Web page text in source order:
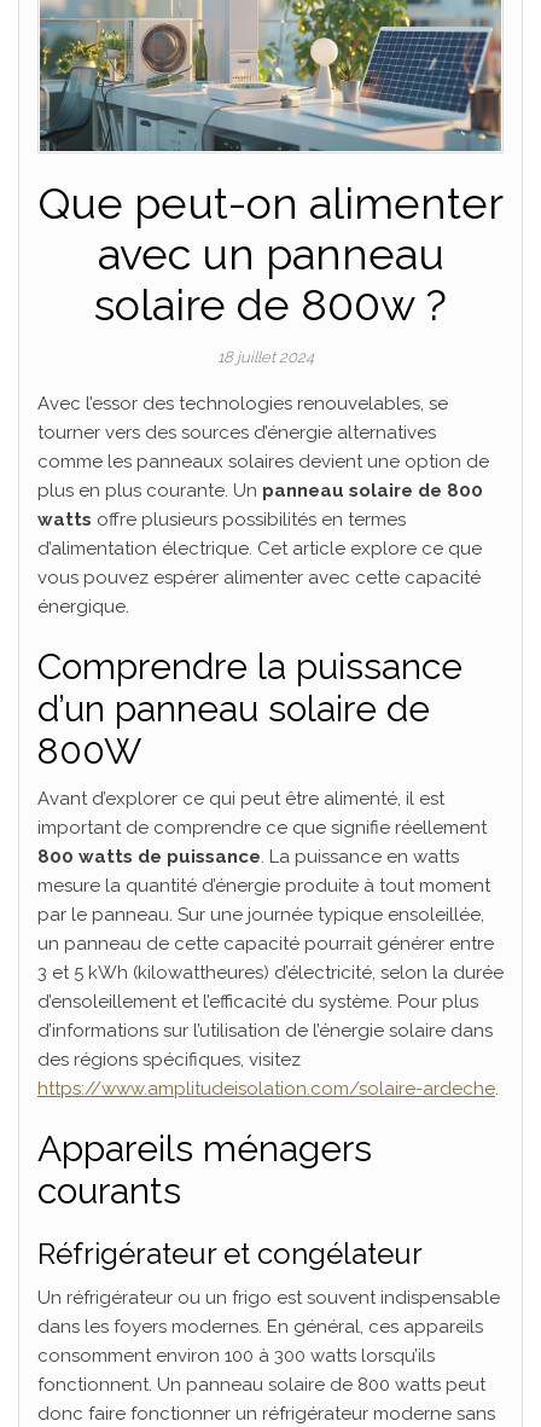
Que peut-on alimenter
avec un panneau
solaire de 800w ?
18 juillet 2024
Avec l’essor des technologies renouvelables, se
tourner vers des sources d’énergie alternatives
comme les panneaux solaires devient une option de
plus en plus courante. Un panneau solaire de 800
watts offre plusieurs possibilités en termes
d’alimentation électrique. Cet article explore ce que
vous pouvez espérer alimenter avec cette capacité
énergique.
Comprendre la puissance
d’un panneau solaire de
800W
Avant d’explorer ce qui peut être alimenté, il est
important de comprendre ce que signifie réellement
800 watts de puissance. La puissance en watts
mesure la quantité d’énergie produite à tout moment
par le panneau. Sur une journée typique ensoleillée,
un panneau de cette capacité pourrait générer entre
3 et 5 kWh (kilowattheures) d’électricité, selon la durée
d’ensoleillement et l’efficacité du système. Pour plus
d’informations sur l’utilisation de l’énergie solaire dans
des régions spécifiques, visitez
https://www.amplitudeisolation.com/solaire-ardeche.
Appareils ménagers
courants
Réfrigérateur et congélateur
Un réfrigérateur ou un frigo est souvent indispensable
dans les foyers modernes. En général, ces appareils
consomment environ 100 à 300 watts lorsqu’ils
fonctionnent. Un panneau solaire de 800 watts peut
donc faire fonctionner un réfrigérateur moderne sans